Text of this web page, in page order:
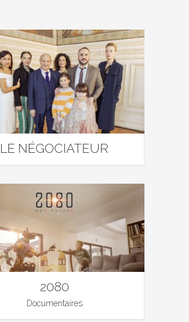
LE NÉGOCIATEUR
2080
Documentaires